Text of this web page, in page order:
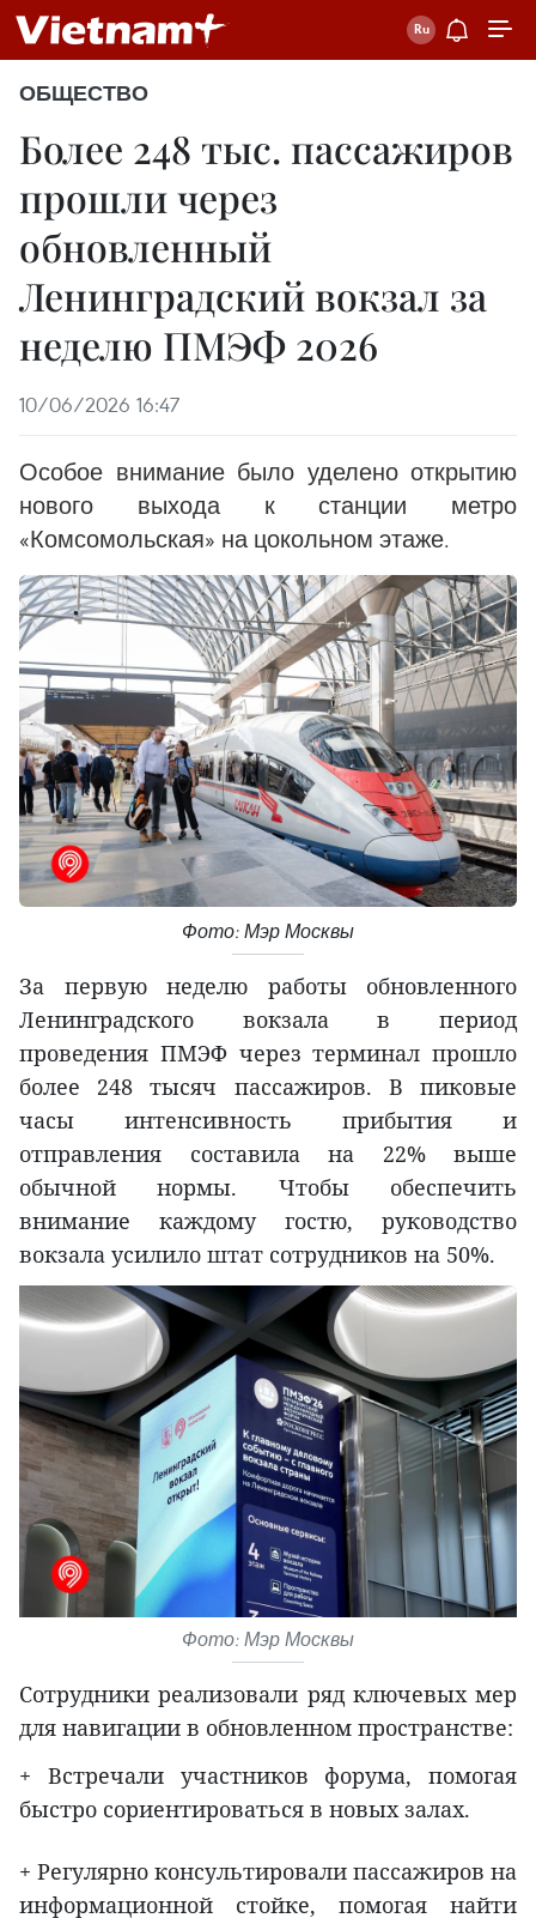
ОБЩЕСТВО
Более 248 тыс. пассажиров
прошли через
обновленный
Ленинградский вокзал за
неделю ПМЭФ 2026
10/06/2026 16:47
Особое внимание было уделено открытию
нового выхода к станции метро
«Комсомольская» на цокольном этаже.
Фото: Мэр Москвы
За первую неделю работы обновленного
Ленинградского вокзала в период
проведения ПМЭФ через терминал прошло
более 248 тысяч пассажиров. В пиковые
часы интенсивность прибытия и
отправления составила на 22% выше
обычной нормы. Чтобы обеспечить
внимание каждому гостю, руководство
вокзала усилило штат сотрудников на 50%.
Фото: Мэр Москвы
Сотрудники реализовали ряд ключевых мер
для навигации в обновленном пространстве:
+ Встречали участников форума, помогая
быстро сориентироваться в новых залах.
+ Регулярно консультировали пассажиров на
информационной стойке, помогая найти